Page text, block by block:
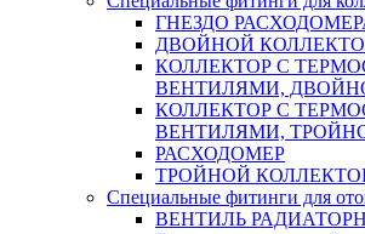
ГНЕЗДО
ДВОЙНОЙ КОЛЛЕКТОР
КОЛЛЕКТОР С
ВЕНТИЛЯМИ,
КОЛЛЕКТОР С
ВЕНТИЛЯМИ,
РАСХОДОМЕР
ТРОЙНОЙ КОЛЛЕКТОР
Специальные фитинги для
ВЕНТИЛЬ